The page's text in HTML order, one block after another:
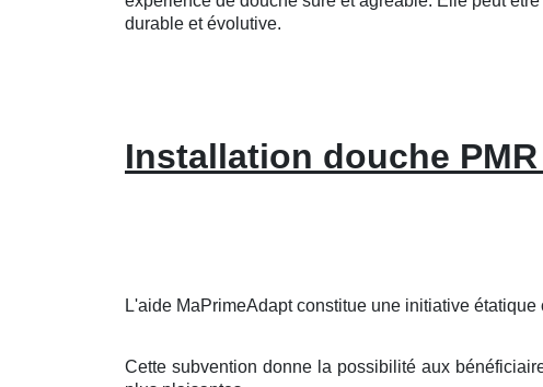
durable et évolutive.
Installation douche
L'aide MaPrimeAdapt constitue une initiative
Cette subvention donne la possibilité aux